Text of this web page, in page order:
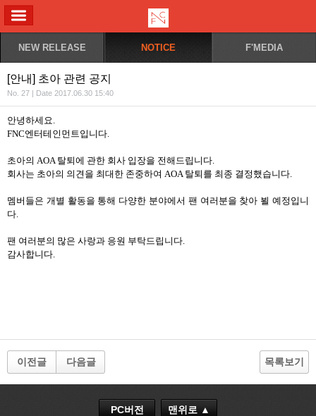
NEW RELEASE NOTICE F'MEDIA
[안내] 초아 관련 공지
No. 27 | Date 2017.06.30 15:40
안녕하세요.
FNC엔터테인먼트입니다.
초아의 AOA 탈퇴에 관한 회사 입장을 전해드립니다.
회사는 초아의 의견을 최대한 존중하여 AOA 탈퇴를 최종 결정했습니다.
멤버들은 개별 활동을 통해 다양한 분야에서 팬 여러분을 찾아 뵐 예정입니
다.
팬 여러분의 많은 사랑과 응원 부탁드립니다.
감사합니다.
이전글 다음글 목록보기
PC버전 맨위로 ▲